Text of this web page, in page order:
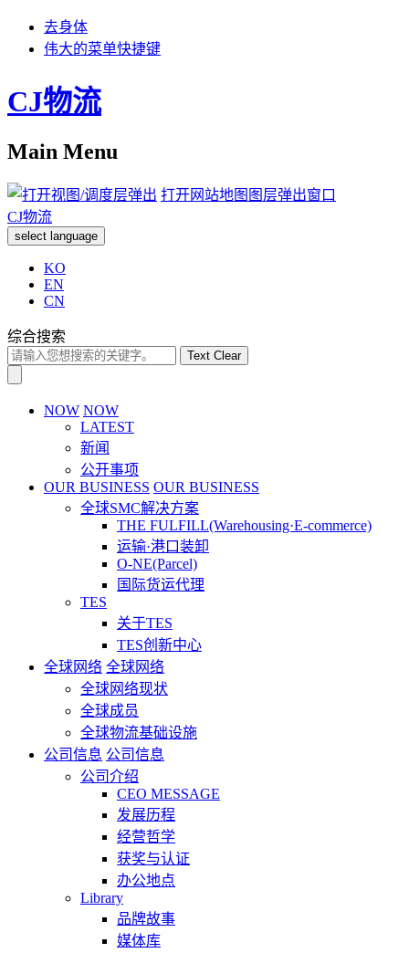
去身体
伟大的菜单快捷键
CJ物流
Main Menu
打开网站地图图层弹出窗口
CJ物流
select language
KO
EN
CN
综合搜索
Text Clear
NOW NOW
LATEST
新闻
公开事项
OUR BUSINESS OUR BUSINESS
全球SMC解决方案
THE FULFILL(Warehousing·E-commerce)
运输·港口装卸
O-NE(Parcel)
国际货运代理
TES
关于TES
TES创新中心
全球网络 全球网络
全球网络现状
全球成员
全球物流基础设施
公司信息 公司信息
公司介绍
CEO MESSAGE
发展历程
经营哲学
获奖与认证
办公地点
Library
品牌故事
媒体库